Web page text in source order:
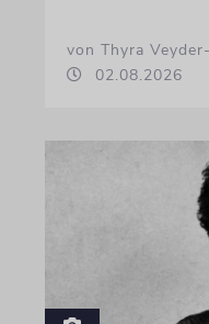
von Thyra
02.08.2026